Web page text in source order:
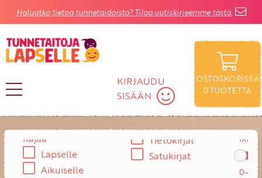
Haluatko tietoa tunnetaidoista? Tilaa uutiskirjeemme tästä.
KIRJAUDU
SISÄÄN
OSTOSKORISSA
0TUOTETTA
KIRJAUDU SISÄÄN
Käyttäjätunnus
Rajaa
Lapselle
Aikuiselle
Tietokirjat
Satukirjat
Ikä: